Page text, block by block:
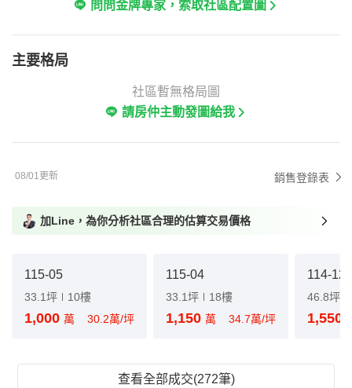
問問金牌專家，索取社區配置圖
主要格局
社區暫無格局圖
請房仲主動發圖給我
08/01更新 銷售登錄表
加Line，為你分析社區合理的估算交易價格
115-05
33.1坪 10樓
1,000 萬 30.2萬/坪
115-04
33.1坪 18樓
1,150 萬 34.7萬/坪
114-12
46.8坪
1,550
查看全部成交(272筆)